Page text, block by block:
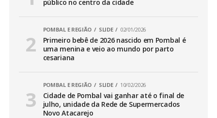
público no centro da cidade
POMBAL E REGIÃO SLIDE 02/01/2026
Primeiro bebê de 2026 nascido em Pombal é
uma menina e veio ao mundo por parto
cesariana
POMBAL E REGIÃO SLIDE 10/02/2026
Cidade de Pombal vai ganhar até o final de
julho, unidade da Rede de Supermercados
Novo Atacarejo